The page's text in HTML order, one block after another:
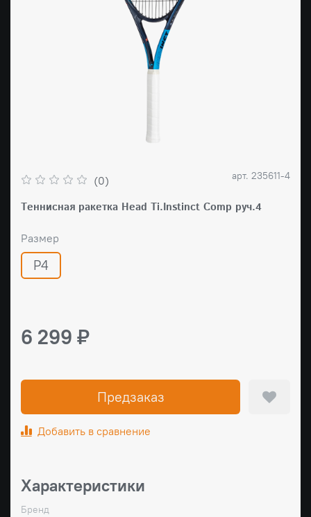
(0) арт. 235611-4
Tеннисная ракетка Head Ti.Instinct Comp руч.4
Размер
Р4
6 299 ₽
Предзаказ
Добавить в сравнение
Характеристики
Бренд